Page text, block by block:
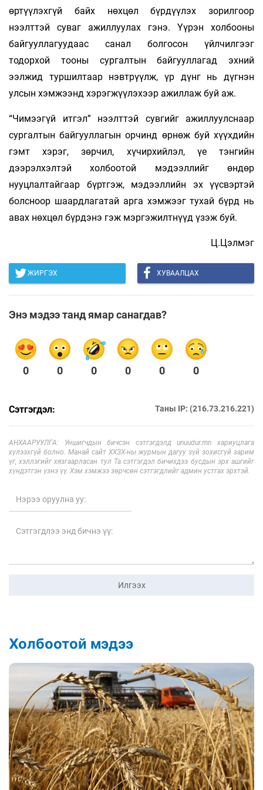
өртүүлэхгүй байх нөхцөл бүрдүүлэх зорилгоор
нээлттэй суваг ажиллуулах гэнэ. Үүрэн холбооны
байгууллагуудаас санал болгосон үйлчилгээг
тодорхой тооны сургалтын байгууллагад эхний
ээлжид туршилтаар нэвтрүүлж, үр дүнг нь дүгнэн
улсын хэмжээнд хэрэгжүүлэхээр ажиллаж буй аж.
“Чимээгүй итгэл” нээлттэй сувгийг ажиллуулснаар
сургалтын байгууллагын орчинд өрнөж буй хүүхдийн
гэмт хэрэг, зөрчил, хүчирхийлэл, үе тэнгийн
дээрэлхэлтэй холбоотой мэдээллийг өндөр
нууцлалтайгаар бүртгэж, мэдээллийн эх үүсвэртэй
болсноор шаардлагатай арга хэмжээг тухай бүрд нь
авах нөхцөл бүрдэнэ гэж мэргэжилтнүүд үзэж буй.
Ц.Цэлмэг
ЖИРГЭХ ХУВААЛЦАХ
Энэ мэдээ танд ямар санагдав?
0 0 0 0 0 0
Сэтгэгдэл: Таны IP: (216.73.216.221)
АНХААРУУЛГА: Уншигчдын бичсэн сэтгэгдэлд unuudur.mn хариуцлага
хүлээхгүй болно. Манай сайт ХХЗХ-ны журмын дагуу зүй зохисгүй зарим
үг, хэллэгийг хязгаарласан тул Та сэтгэгдэл бичихдээ бусдын эрх ашгийг
хүндэтгэн үзнэ үү. Хэм хэмжээ зөрчсөн сэтгэгдлийг админ устгах эрхтэй.
Илгээх
Холбоотой мэдээ